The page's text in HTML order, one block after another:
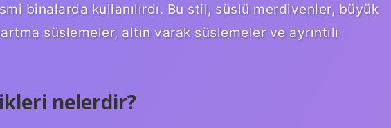
binalarda kullanılırdı. Bu stil, süslü merdivenler, büyük
süslemeler, altın varak süslemeler ve ayrıntılı
nelerdir?